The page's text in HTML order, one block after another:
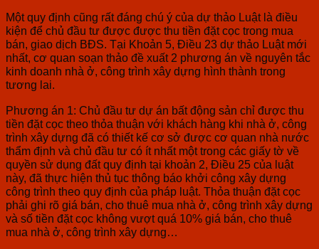
Một quy định cũng rất đáng chú ý của dự thảo Luật là điều
kiện để chủ đầu tư được được thu tiền đặt cọc trong mua
bán, giao dịch BĐS. Tại Khoản 5, Điều 23 dự thảo Luật mới
nhất, cơ quan soạn thảo đề xuất 2 phương án về nguyên tắc
kinh doanh nhà ở, công trình xây dựng hình thành trong
tương lai.
Phương án 1: Chủ đầu tư dự án bất động sản chỉ được thu
tiền đặt cọc theo thỏa thuận với khách hàng khi nhà ở, công
trình xây dựng đã có thiết kế cơ sở được cơ quan nhà nước
thẩm định và chủ đầu tư có ít nhất một trong các giấy tờ về
quyền sử dụng đất quy định tại khoản 2, Điều 25 của luật
này, đã thực hiện thủ tục thông báo khởi công xây dựng
công trình theo quy định của pháp luật. Thỏa thuận đặt cọc
phải ghi rõ giá bán, cho thuê mua nhà ở, công trình xây dựng
và số tiền đặt cọc không vượt quá 10% giá bán, cho thuê
mua nhà ở, công trình xây dựng…